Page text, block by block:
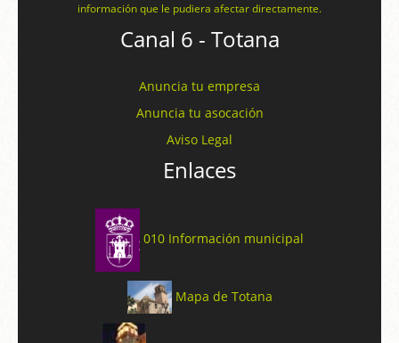
información que le pudiera afectar directamente.
Canal 6 - Totana
Anuncia tu empresa
Anuncia tu asocación
Aviso Legal
Enlaces
010 Información municipal
Mapa de Totana